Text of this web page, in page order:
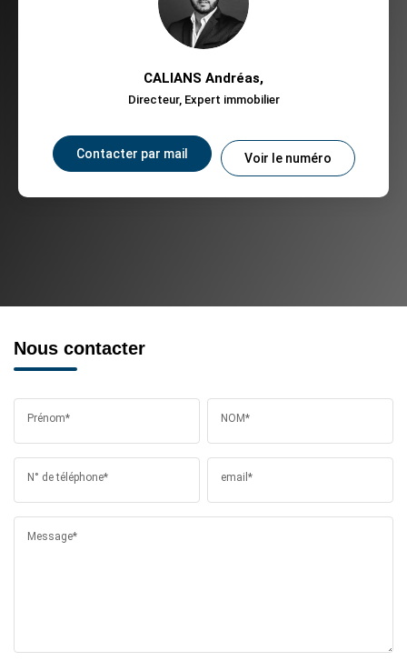
CALIANS Andréas,
Directeur, Expert immobilier
Contacter par mail Voir le numéro
Nous contacter
Prénom* NOM*
N° de téléphone* email*
Message*